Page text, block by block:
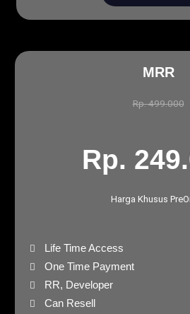
MRR
Rp. 499.000
Rp.
Harga Khusus
Life Time Access
One Time Payment
RR, Developer
Can Resell